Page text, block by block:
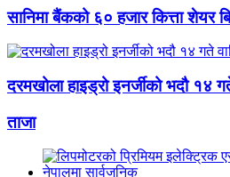
सानिमा बैंकको ६० हजार कित्ता शेयर
दरमखोला हाइड्रो इनर्जीको भदौ १४
ताजा